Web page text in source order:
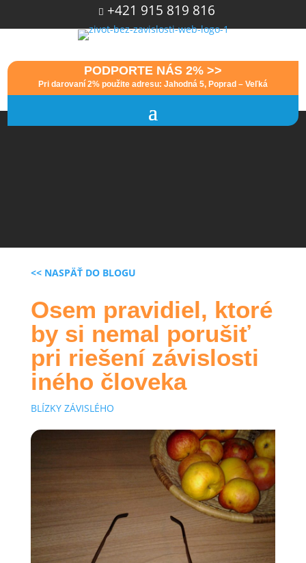
 +421 915 819 816
PODPORTE NÁS 2% >>
Pri darovaní 2% použite adresu: Jahodná 5, Poprad – Veľká
<< NASPÄŤ DO BLOGU
Osem pravidiel, ktoré
by si nemal porušiť
pri riešení závislosti
iného človeka
BLÍZKY ZÁVISLÉHO